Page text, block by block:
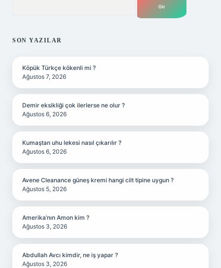
SON YAZILAR
Köpük Türkçe kökenli mi ?
Ağustos 7, 2026
Demir eksikliği çok ilerlerse ne olur ?
Ağustos 6, 2026
Kumaştan uhu lekesi nasıl çıkarılır ?
Ağustos 6, 2026
Avene Cleanance güneş kremi hangi cilt tipine uygun ?
Ağustos 5, 2026
Amerika’nın Amon kim ?
Ağustos 3, 2026
Abdullah Avcı kimdir, ne iş yapar ?
Ağustos 3, 2026